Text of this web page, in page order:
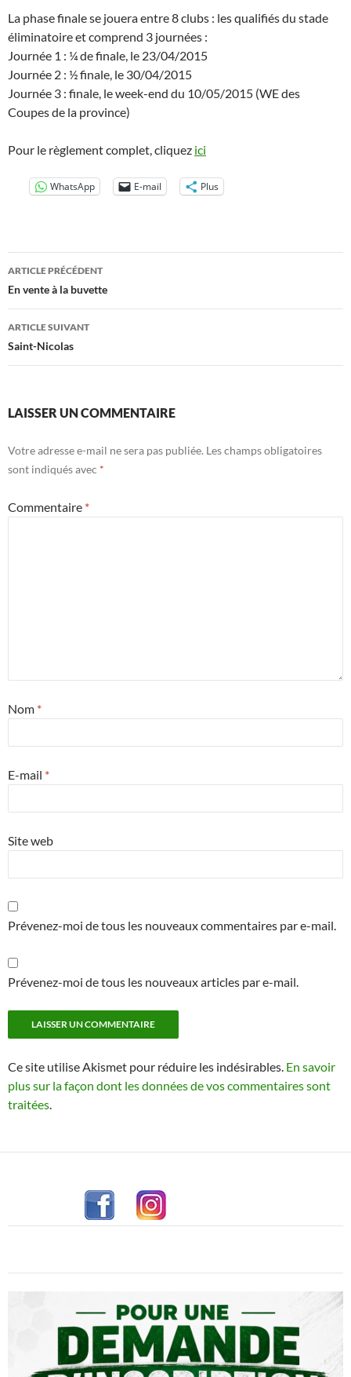
La phase finale se jouera entre 8 clubs : les qualifiés du stade
éliminatoire et comprend 3 journées :
Journée 1 : ¼ de finale, le 23/04/2015
Journée 2 : ½ finale, le 30/04/2015
Journée 3 : finale, le week-end du 10/05/2015 (WE des
Coupes de la province)
Pour le règlement complet, cliquez ici
WhatsApp E-mail Plus
Navigation
des
articles
ARTICLE PRÉCÉDENT
En vente à la buvette
ARTICLE SUIVANT
Saint-Nicolas
LAISSER UN COMMENTAIRE
Votre adresse e-mail ne sera pas publiée. Les champs obligatoires
sont indiqués avec *
Commentaire *
Nom *
E-mail *
Site web
Prévenez-moi de tous les nouveaux commentaires par e-mail.
Prévenez-moi de tous les nouveaux articles par e-mail.
Ce site utilise Akismet pour réduire les indésirables. En savoir
plus sur la façon dont les données de vos commentaires sont
traitées.